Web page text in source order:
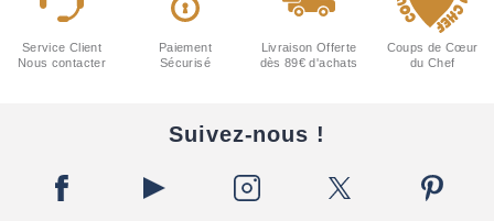
Service Client
Nous contacter
Paiement
Sécurisé
Livraison Offerte
dès 89€ d'achats
Coups de Cœur
du Chef
Suivez-nous !